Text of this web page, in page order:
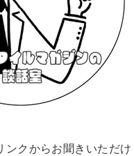
クからお聞きいただけ